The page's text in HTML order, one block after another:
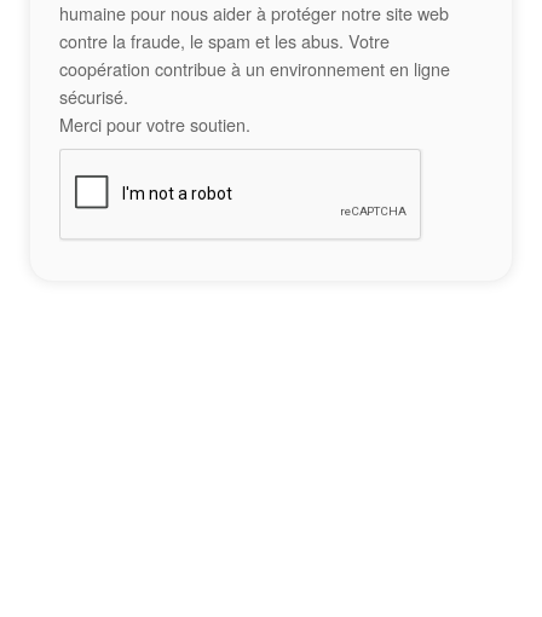
humaine pour nous aider à protéger notre site web
contre la fraude, le spam et les abus. Votre
coopération contribue à un environnement en ligne
sécurisé.
Merci pour votre soutien.